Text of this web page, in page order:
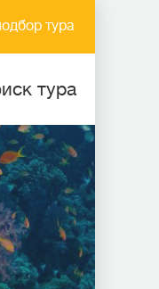
тура
тура